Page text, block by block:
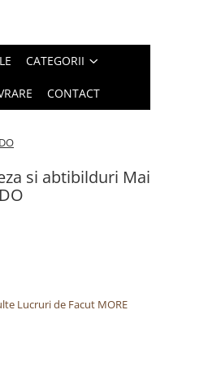
CATEGORII
CONTACT
si abtibilduri Mai
Lucruri de Facut MORE